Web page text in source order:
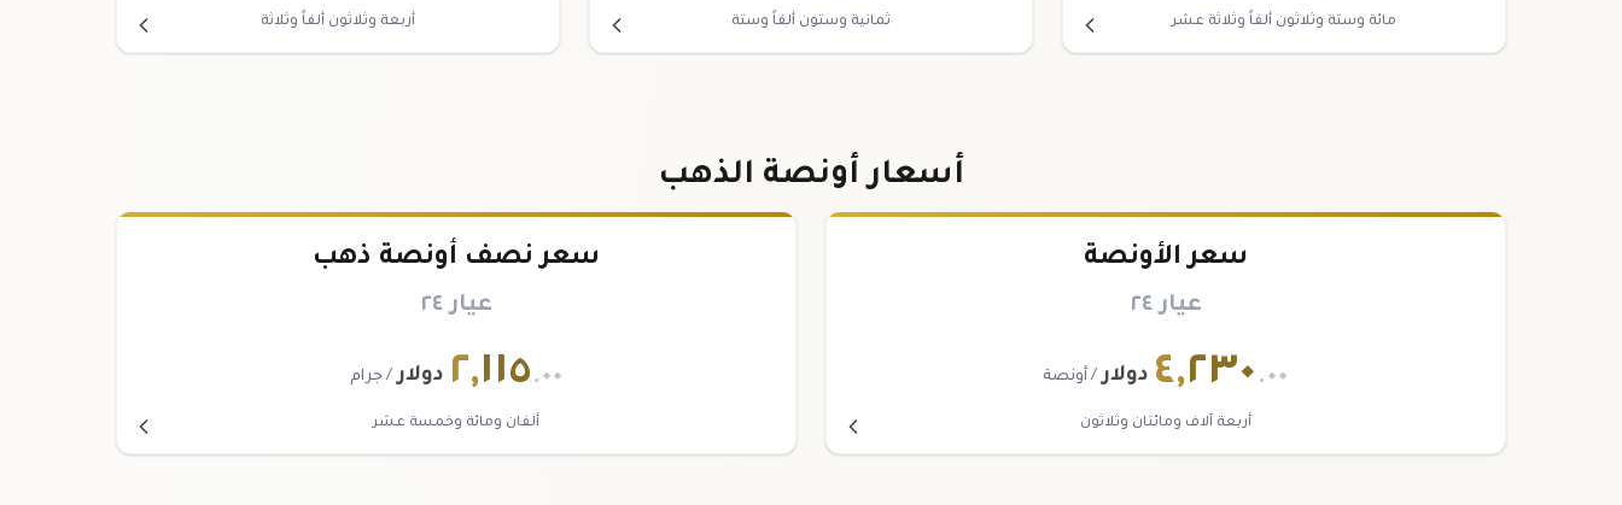
مائة وستة وثلاثون ألفاً وثلاثة عشر ثمانية وستون ألفاً وستة أربعة وثلاثون ألفاً وثلاثة
أسعار أونصة الذهب
سعر الأونصة
عيار ٢٤
٤,٢٣٠ .٠٠ دولار / أونصة
أربعة آلاف ومائتان وثلاثون
سعر نصف أونصة ذهب
عيار ٢٤
٢,١١٥.٠٠ دولار / جرام
ألفان ومائة وخمسة عشر